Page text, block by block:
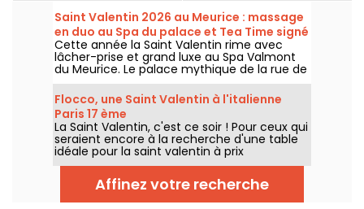
Saint Valentin 2026 au Meurice : massage
en duo au Spa du palace et Tea Time signé
Cédric Grolet
Cette année la Saint Valentin rime avec
lâcher-prise et grand luxe au Spa Valmont
du Meurice. Le palace mythique de la rue de
Rivoli vous convie à une parenthèse à deux
entre soins d'exception et Tea Time signé
Cédric Grolet.
Flocco, une Saint Valentin à l'italienne
Paris 17 ème
La Saint Valentin, c'est ce soir ! Pour ceux qui
seraient encore à la recherche d'une table
idéale pour la saint valentin à prix
raisonnable, le FLOCCO est un bon
restaurant Italien à la décoration élégante à
deux pas de la place Pereire dans le Paris
17ème, et pour la saint valentin, vous pouvez
Affinez votre recherche